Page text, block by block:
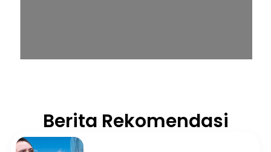
Berita Rekomendasi